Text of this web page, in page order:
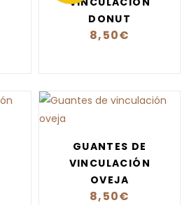
DONUT
8,50€
GUANTES DE
VINCULACIÓN
OVEJA
8,50€